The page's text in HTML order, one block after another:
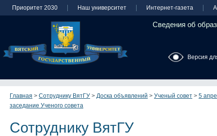
Приоритет 2030 Наш университет Интернет-газета
Сведения об
Версия
Главная > Сотруднику ВятГУ > Доска объявлений > Ученый совет > 5
заседание Ученого совета
Сотруднику ВятГУ